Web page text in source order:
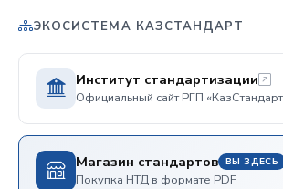
ЭКОСИСТЕМА КАЗСТАНДАРТ
Институт стандартизации
Официальный сайт РГП
Магазин стандартов ВЫ ЗДЕСЬ
Покупка НТД в формате PDF